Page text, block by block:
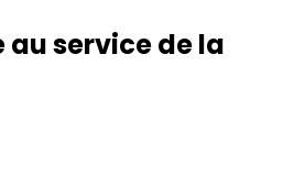
au service de la